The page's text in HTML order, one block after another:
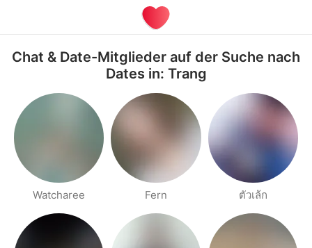
Chat & Date-Mitglieder auf der Suche nach
Dates in: Trang
Watcharee Fern ตัวเล้ก